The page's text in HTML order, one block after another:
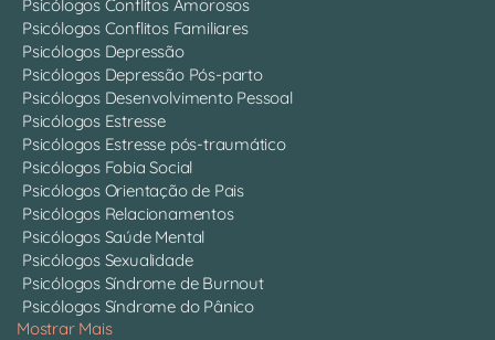
Psicólogos Conflitos Amorosos
Psicólogos Conflitos Familiares
Psicólogos Depressão
Psicólogos Depressão Pós-parto
Psicólogos Desenvolvimento Pessoal
Psicólogos Estresse
Psicólogos Estresse pós-traumático
Psicólogos Fobia Social
Psicólogos Orientação de Pais
Psicólogos Relacionamentos
Psicólogos Saúde Mental
Psicólogos Sexualidade
Psicólogos Síndrome de Burnout
Psicólogos Síndrome do Pânico
Mostrar Mais